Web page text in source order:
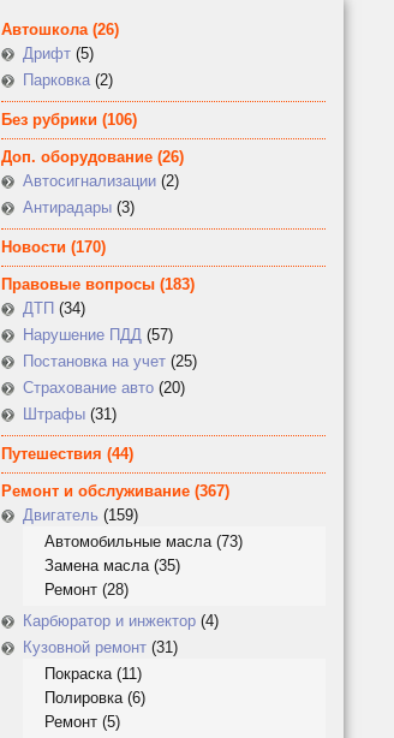
Автошкола(26)
Дрифт (5)
Парковка (2)
Без рубрики (106)
Доп. оборудование (26)
Автосигнализации (2)
Антирадары (3)
Новости (170)
Правовые вопросы (183)
ДТП (34)
Нарушение ПДД (57)
Постановка на учет (25)
Страхование авто (20)
Штрафы (31)
Путешествия (44)
Ремонт и обслуживание (367)
Двигатель (159)
Автомобильные масла(73)
Замена масла(35)
Ремонт (28)
Карбюратор и инжектор (4)
Кузовной ремонт (31)
Покраска(11)
Полировка(6)
Ремонт (5)